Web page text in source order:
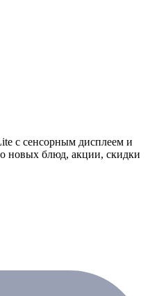
с сенсорным дисплеем и
новых блюд, акции, скидки